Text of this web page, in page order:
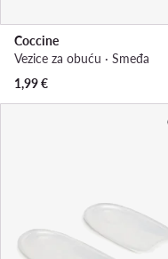
Coccine
Vezice za obuću · Smeđa
1,99€